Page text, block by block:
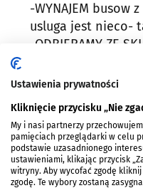
-WYNAJEM
usluga jest nieco-
-ODBIERAMY ZE
-REALIZUJEMY
budowlane
-Tel-696 774 177-dni
dodane: 2026-04-30
Ustawienia prywatności
Kliknięcie przycisku „Nie
My i nasi partnerzy
pamięciach przeglądarki w celu
podstawie uzasadnionego
ustawieniami, klikając przycisk
witryny. Aby wycofać zgodę
zgodę. Te wybory zostaną